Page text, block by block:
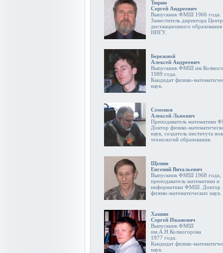
Тюрин
Сергей Андреевич
Выпускник ФМШ 1966 года.
Заместитель директора
дистанционного образования
ННГУ.
Бережной
Алексей Андреевич
Выпускник ФМШ
1989 года.
Кандидат физико-
наук.
Семенов
Алексей Львович
Преподаватель математики
Доктор физико-
наук, создатель института
технологий образования.
Щепин
Евгений Витальевич
Выпускник ФМШ 1968 года,
преподаватель математики и
информатики ФМШ. Доктор
физико-математических наук.
Хашин
Сергей Иванович
Выпускник ФМШ
им.А.Н.Колмогорова
1977 года.
Кандидат физико-
наук.